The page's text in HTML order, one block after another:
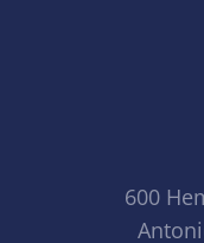
600